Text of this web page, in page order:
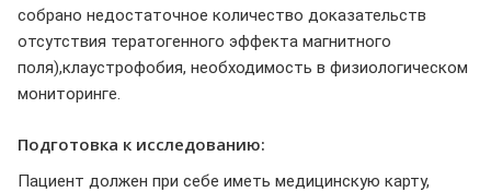
собрано недостаточное количество доказательств
отсутствия тератогенного эффекта магнитного
поля),клаустрофобия, необходимость в физиологическом
мониторинге.
Подготовка к исследованию:
Пациент должен при себе иметь медицинскую карту,